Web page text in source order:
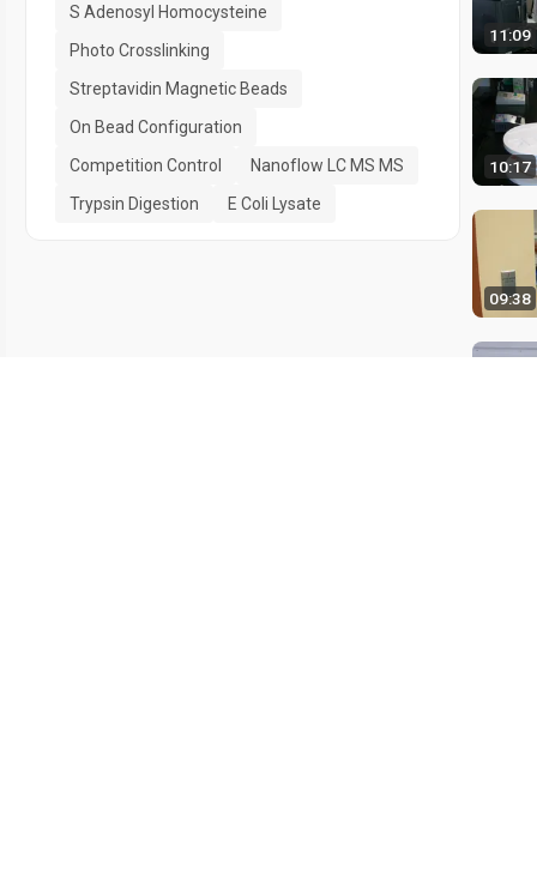
S Adenosyl Homocysteine
Photo Crosslinking
Streptavidin Magnetic Beads
On Bead Configuration
Competition Control
Nanoflow LC MS MS
Trypsin Digestion
E Coli Lysate
11:09
10:17
09:38